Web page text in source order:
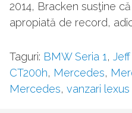
2014, Bracken susţine
apropiată de record,
Taguri: BMW Seria 1,
CT200h, Mercedes,
Mercedes, vanzari lexus